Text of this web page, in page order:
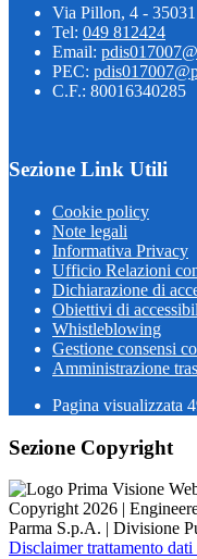
Via Pillon, 4 -
Tel: 049 812424
Email:
PEC:
C.F.: 80016340285
Sezione Link Utili
Cookie policy
Note legali
Informativa Privacy
Ufficio Relazioni
Dichiarazione di
Obiettivi di
Whistleblowing
Gestione consensi
Amministrazione
Pagina visualizzata
Sezione Copyright
Copyright 2026 |
Parma S.p.A. | Divisione
Disclaimer trattamento dati